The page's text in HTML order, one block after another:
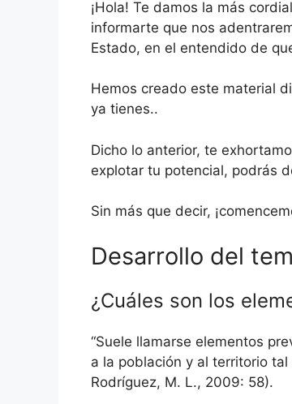
¡Hola! Te damos la más
informarte que nos
Estado, en el entendido de
Hemos creado este material
ya tienes..
Dicho lo anterior, te
explotar tu potencial, podrás
Sin más que decir,
Desarrollo del
¿Cuáles son los
“Suele llamarse elementos
a la población y al territorio tal
Rodríguez, M. L., 2009: 58).